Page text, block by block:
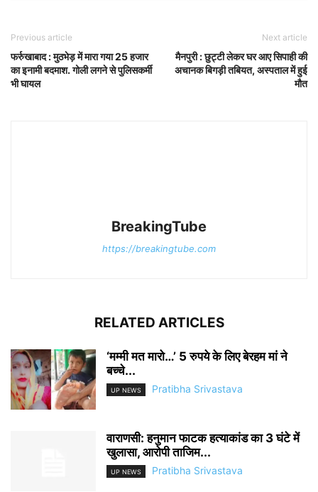
Previous article
फर्रुखाबाद : मुठभेड़ में मारा गया 25 हजार
का इनामी बदमाश. गोली लगने से पुलिसकर्मी
भी घायल
Next article
मैनपुरी : छुट्टी लेकर घर आए सिपाही की
अचानक बिगड़ी तबियत, अस्पताल में हुई
मौत
BreakingTube
https://breakingtube.com
RELATED ARTICLES
‘मम्मी मत मारो…’ 5 रुपये के लिए बेरहम मां ने
बच्चे...
UP NEWS Pratibha Srivastava
वाराणसी: हनुमान फाटक हत्याकांड का 3 घंटे में
खुलासा, आरोपी ताजिम...
UP NEWS Pratibha Srivastava